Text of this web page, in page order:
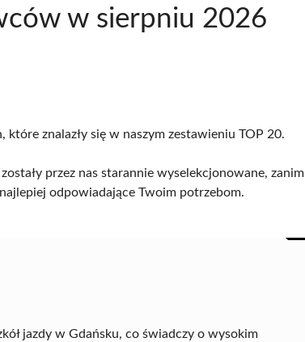
w sierpniu 2026
znalazły się w naszym zestawieniu TOP 20.
przez nas starannie wyselekcjonowane, zanim
odpowiadające Twoim potrzebom.
jazdy w Gdańsku, co świadczy o wysokim